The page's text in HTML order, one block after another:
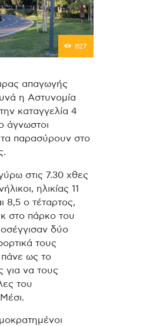
827
απαγωγής
η Αστυνομία
καταγγελία 4
άγνωστοι
τα παρασύρουν στο
στις 7.30 χθες
ηλικίας 11
8,5 ο τέταρτος,
στο πάρκο του
δύο
τους
ως το
για να τους
του